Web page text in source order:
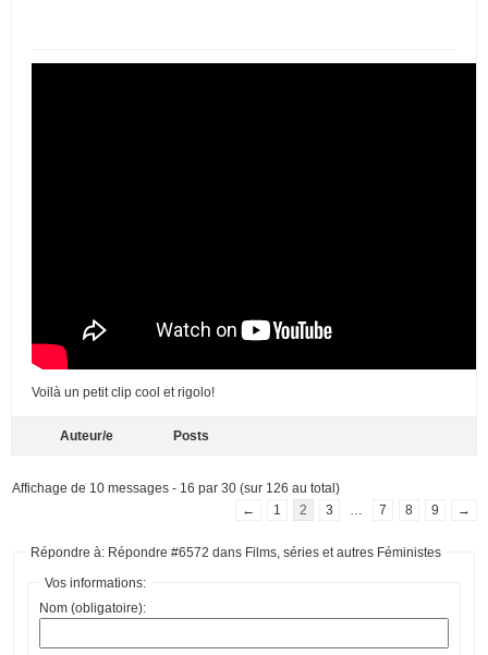
Voilà un petit clip cool et rigolo!
Auteur/e Posts
Affichage de 10 messages - 16 par 30 (sur 126 au total)
←
1 2 3 7 8 9 →
Répondre à: Répondre #6572 dans Films, séries et autres Féministes
Vos informations:
Nom (obligatoire):